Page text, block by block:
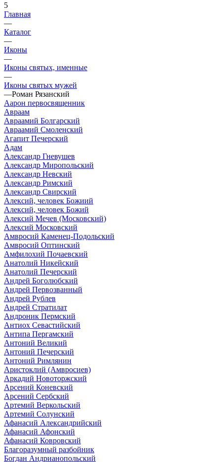
5
Главная
—
Каталог
—
Иконы
—
Иконы святых, именные
—
Иконы святых мужей
—Роман Рязанский
Аарон первосвященник
Авраам
Авраамий Болгарский
Авраамий Смоленский
Агапит Печерский
Адам
Александр Гневушев
Александр Миропольский
Александр Невский
Александр Римский
Александр Свирский
Алексий, человек Божиий
Алексий, человек Божий
Алексий Мечев (Московский)
Алексий Московский
Амвросий Каменец-Подольский
Амвросий Оптинский
Амфилохий Почаевский
Анатолий Никейский
Анатолий Печерский
Андрей Боголюбский
Андрей Первозванный
Андрей Рублев
Андрей Стратилат
Андроник Пермский
Антиох Севастийский
Антипа Пергамский
Антоний Великий
Антоний Печерский
Антоний Римлянин
Аристоклий (Амвросиев)
Аркадий Новоторжский
Арсений Коневский
Арсений Сербский
Артемий Веркольский
Артемий Солунский
Афанасий Александрийский
Афанасий Афонский
Афанасий Ковровский
Благоразумный разбойник
Богдан Андрианопольский